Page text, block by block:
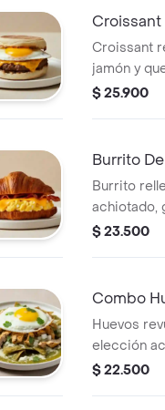
Croissant
Croissant
jamón y
$ 25.900
Burrito
Burrito
achiotado,
de gallo,
$ 23.500
Combo
Huevos
elección
bebida.
$ 22.500